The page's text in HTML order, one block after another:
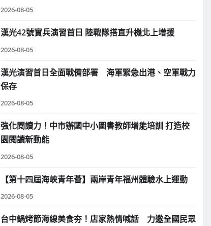
2026-08-05
漢光42號實兵演習首日 陸戰隊搭直升機北上增援
2026-08-05
漢光演習首日全面戰備部署 海軍緊急出港、空軍戰力
保存
2026-08-05
強化閱讀力！中市辦國中小圖書教師增能培訓 打造校
園閱讀新動能
2026-08-05
【第十四屆海峽青年薈】兩岸青年福州體驗水上運動
2026-08-05
台中鍋烤節海線美食夯！店家熱情喊話 力邀全國民眾